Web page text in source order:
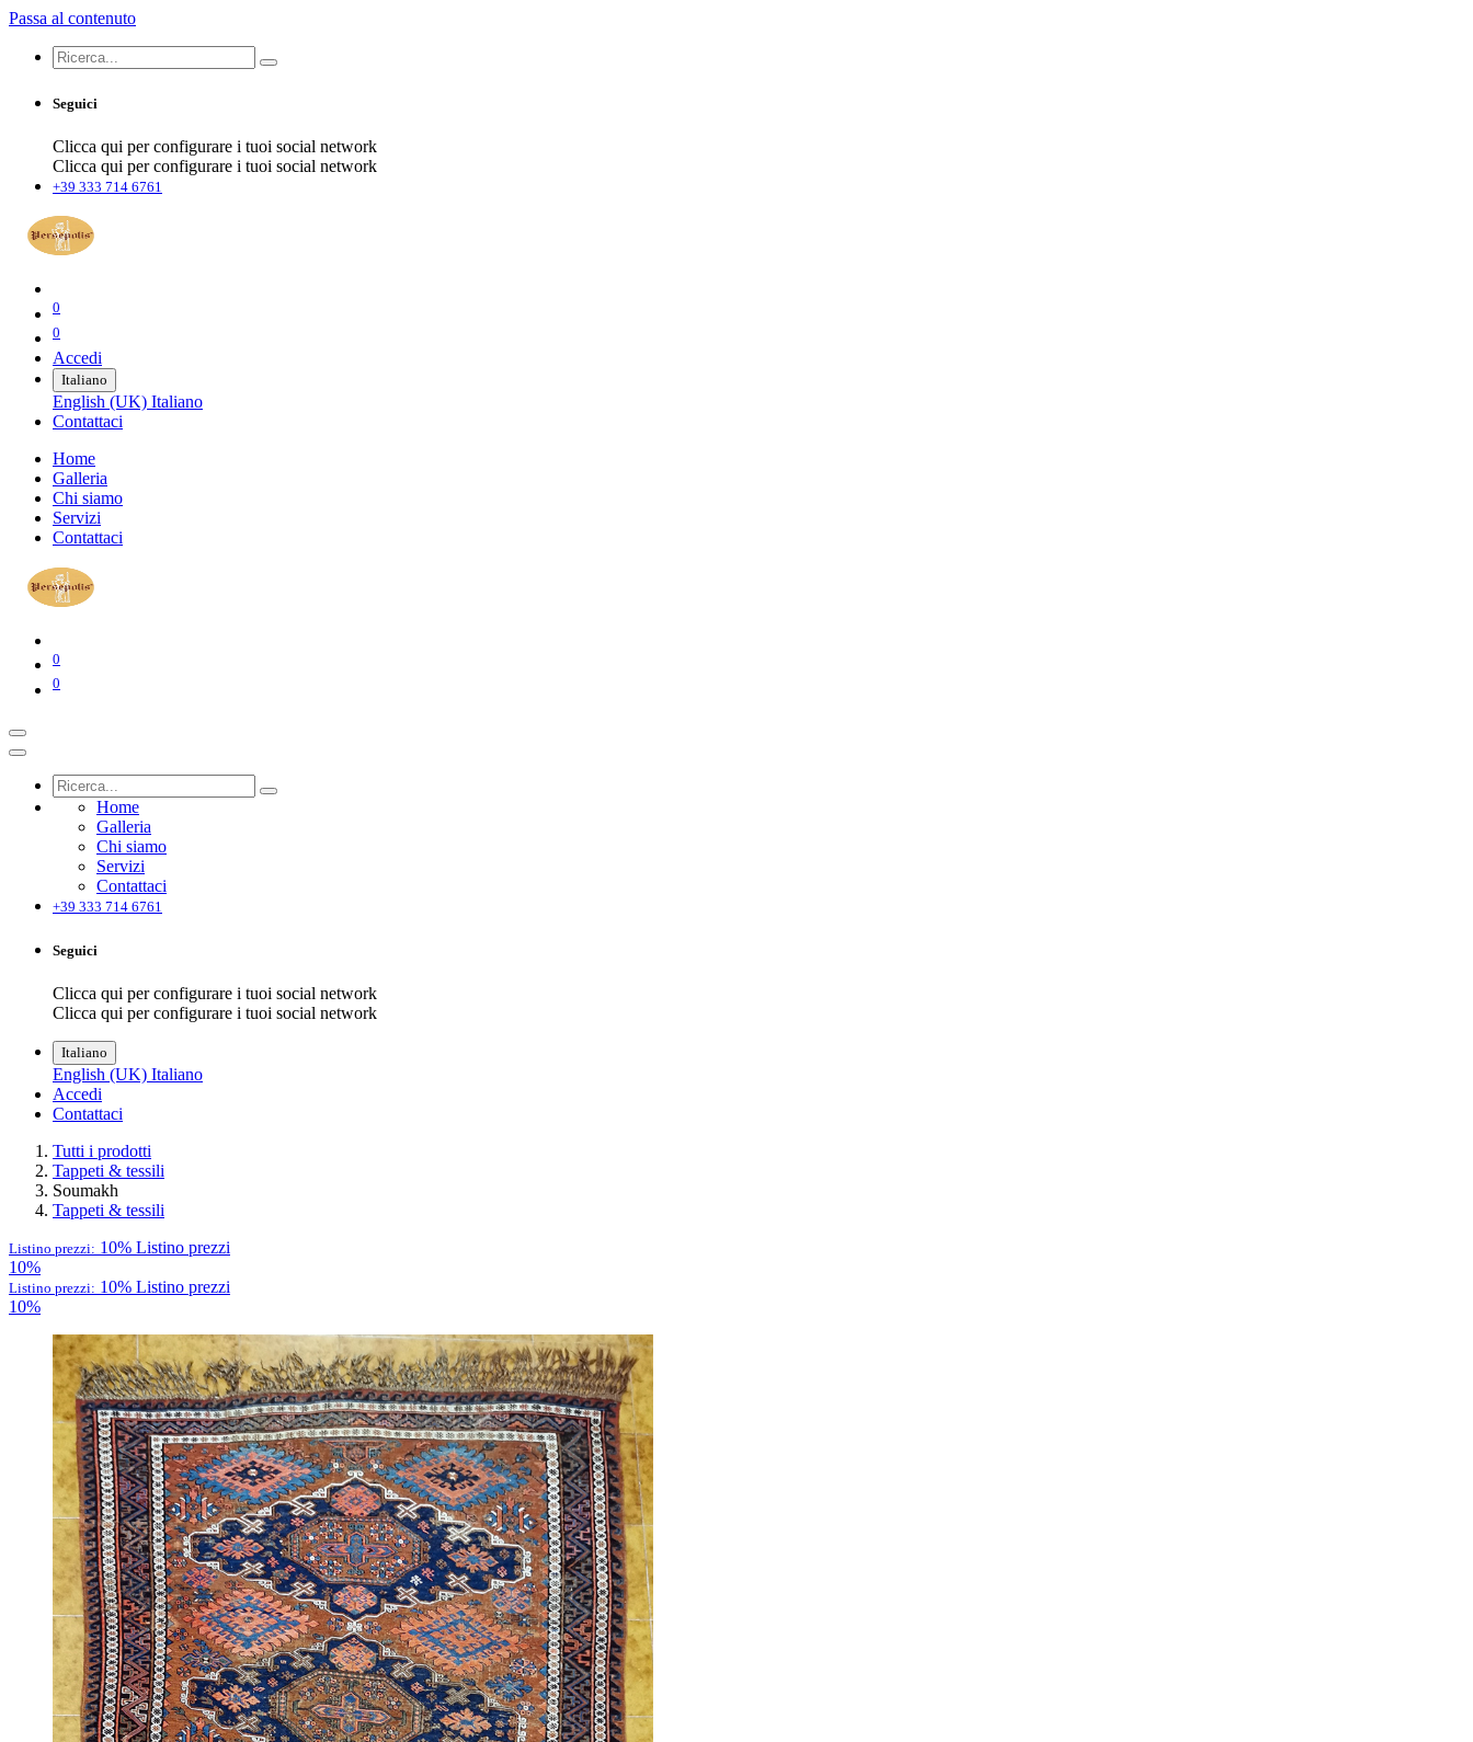
Passa al contenuto
Seguici
Clicca qui per configurare i tuoi social network
Clicca qui per configurare i tuoi social network
+39 333 714 6761
0
0
Accedi
Italiano
English (UK) Italiano
Contattaci
Home
Galleria
Chi siamo
Servizi
Contattaci
0
0
Home
Galleria
Chi siamo
Servizi
Contattaci
+39 333 714 6761
Seguici
Clicca qui per configurare i tuoi social network
Clicca qui per configurare i tuoi social network
Italiano
English (UK) Italiano
Accedi
Contattaci
Tutti i prodotti
Tappeti & tessili
Soumakh
Tappeti & tessili
Listino prezzi: 10% Listino prezzi
10%
Listino prezzi: 10% Listino prezzi
10%